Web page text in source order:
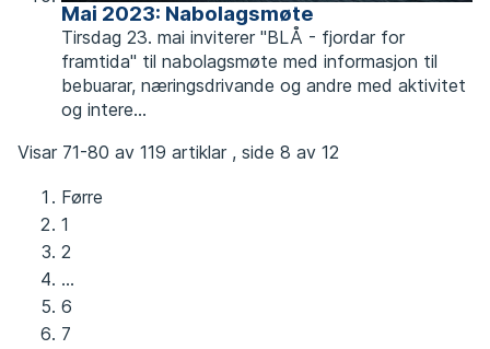
Mai 2023: Nabolagsmøte
Tirsdag 23. mai inviterer "BLÅ - fjordar for
framtida" til nabolagsmøte med informasjon til
bebuarar, næringsdrivande og andre med aktivitet
og intere...
Visar 71-80 av 119 artiklar , side 8 av 12
Førre
1
2
...
6
7